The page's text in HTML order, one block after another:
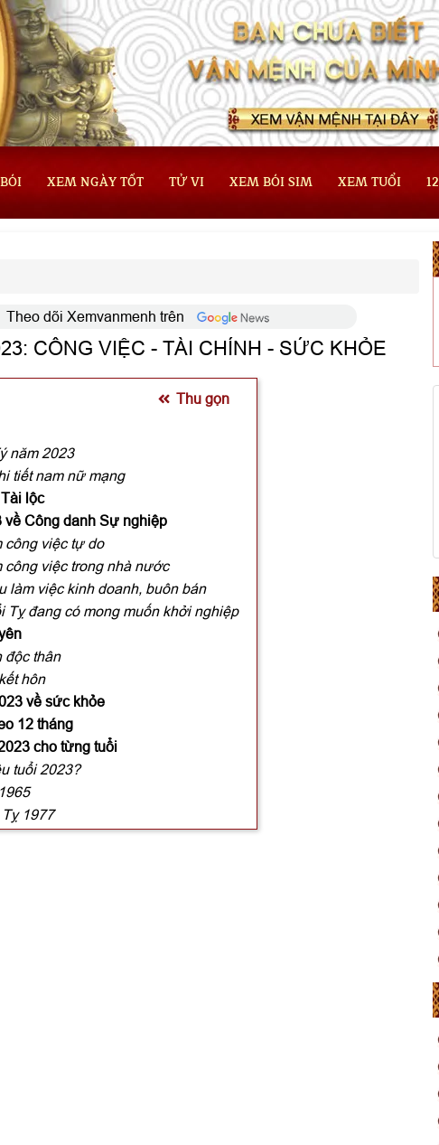
XEM NGÀY TỐT TỬ VI XEM BÓI SIM XEM TUỔI
Theo dõi Xemvanmenh trên
CÔNG VIỆC - TÀI CHÍNH - SỨC KHỎE
Thu gọn
năm 2023
tiết nam nữ mạng
lộc
Công danh Sự nghiệp
việc tự do
việc trong nhà nước
việc kinh doanh, buôn bán
đang có mong muốn khởi nghiệp
thân
hôn
về sức khỏe
12 tháng
cho từng tuổi
tuổi 2023?
1977
năm 1989